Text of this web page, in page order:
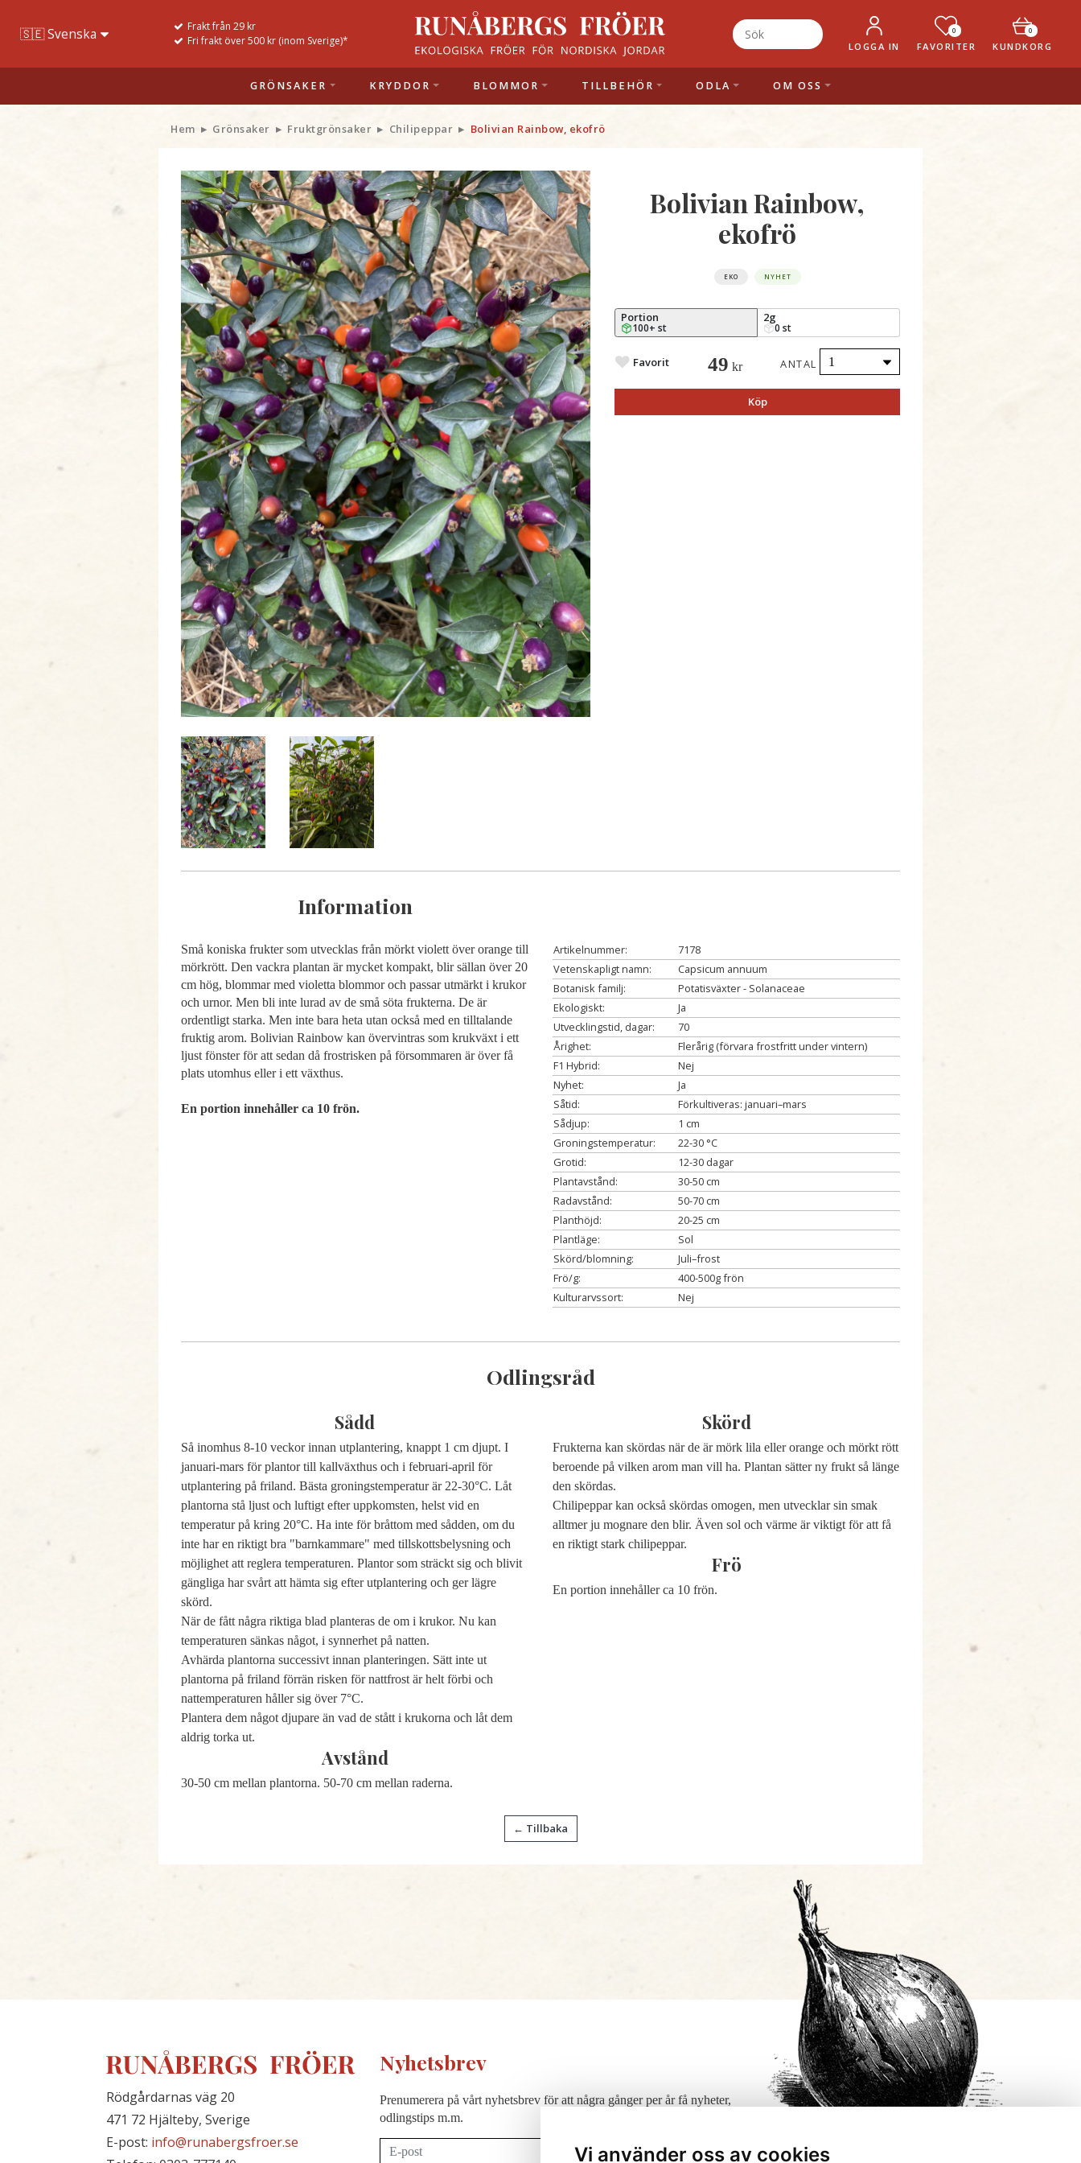
Vi använder oss av cookies
Frakt från 29 kr
Fri frakt över 500 kr (inom Sverige)*
LOGGA IN
0
FAVORITER
0
KUNDKORG
GRÖNSAKER KRYDDOR BLOMMOR TILLBEHÖR ODLA OM OSS
Hem Grönsaker Fruktgrönsaker Chilipeppar Bolivian Rainbow, ekofrö
Bolivian Rainbow,
ekofrö
EKO NYHET
Portion
100+ st
2g
0 st
Favorit 49 kr ANTAL
Köp
Information
Små koniska frukter som utvecklas från mörkt violett över orange till
mörkrött. Den vackra plantan är mycket kompakt, blir sällan över 20
cm hög, blommar med violetta blommor och passar utmärkt i krukor
och urnor. Men bli inte lurad av de små söta frukterna. De är
ordentligt starka. Men inte bara heta utan också med en tilltalande
fruktig arom. Bolivian Rainbow kan övervintras som krukväxt i ett
ljust fönster för att sedan då frostrisken på försommaren är över få
plats utomhus eller i ett växthus.
En portion innehåller ca 10 frön.
Artikelnummer:
7178
Vetenskapligt namn:
Capsicum annuum
Botanisk familj:
Potatisväxter - Solanaceae
Ekologiskt:
Ja
Utvecklingstid, dagar:
70
Årighet:
Flerårig (förvara frostfritt under vintern)
F1 Hybrid:
Nej
Nyhet:
Ja
Såtid:
Förkultiveras: januari–mars
Sådjup:
1 cm
Groningstemperatur:
22-30 °C
Grotid:
12-30 dagar
Plantavstånd:
30-50 cm
Radavstånd:
50-70 cm
Planthöjd:
20-25 cm
Plantläge:
Sol
Skörd/blomning:
Juli–frost
Frö/g:
400-500g frön
Kulturarvssort:
Nej
Odlingsråd
Sådd
Så inomhus 8-10 veckor innan utplantering, knappt 1 cm djupt. I
januari-mars för plantor till kallväxthus och i februari-april för
utplantering på friland. Bästa groningstemperatur är 22-30°C. Låt
plantorna stå ljust och luftigt efter uppkomsten, helst vid en
temperatur på kring 20°C. Ha inte för bråttom med sådden, om du
inte har en riktigt bra "barnkammare" med tillskottsbelysning och
möjlighet att reglera temperaturen. Plantor som sträckt sig och blivit
gängliga har svårt att hämta sig efter utplantering och ger lägre
skörd.
När de fått några riktiga blad planteras de om i krukor. Nu kan
temperaturen sänkas något, i synnerhet på natten.
Avhärda plantorna successivt innan planteringen. Sätt inte ut
plantorna på friland förrän risken för nattfrost är helt förbi och
nattemperaturen håller sig över 7°C.
Plantera dem något djupare än vad de stått i krukorna och låt dem
aldrig torka ut.
Avstånd
30-50 cm mellan plantorna. 50-70 cm mellan raderna.
Skörd
Frukterna kan skördas när de är mörk lila eller orange och mörkt rött
beroende på vilken arom man vill ha. Plantan sätter ny frukt så länge
den skördas.
Chilipeppar kan också skördas omogen, men utvecklar sin smak
alltmer ju mognare den blir. Även sol och värme är viktigt för att få
en riktigt stark chilipeppar.
Frö
En portion innehåller ca 10 frön.
← Tillbaka
Rödgårdarnas väg 20
471 72 Hjälteby, Sverige
E-post: info@runabergsfroer.se
Nyhetsbrev
Prenumerera på vårt nyhetsbrev för att några gånger per år få nyheter,
odlingstips m.m.
Prenumerera